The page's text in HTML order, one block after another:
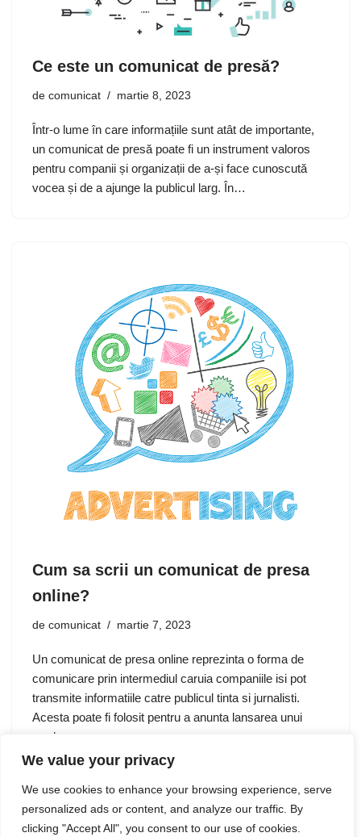
We value your privacy
We use cookies to enhance your browsing experience, serve
personalized ads or content, and analyze our traffic. By
clicking "Accept All", you consent to our use of cookies.
Ce este un comunicat de presă?
de comunicat martie 8, 2023
Într-o lume în care informațiile sunt atât de importante,
un comunicat de presă poate fi un instrument valoros
pentru companii și organizații de a-și face cunoscută
vocea și de a ajunge la publicul larg. În…
Cum sa scrii un comunicat de presa
online?
de comunicat martie 7, 2023
Un comunicat de presa online reprezinta o forma de
comunicare prin intermediul caruia companiile isi pot
transmite informatiile catre publicul tinta si jurnalisti.
Acesta poate fi folosit pentru a anunta lansarea unui
produs nou, a…